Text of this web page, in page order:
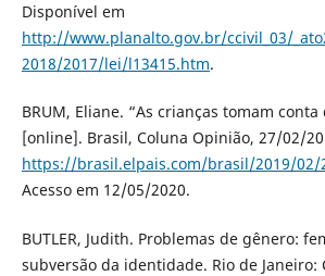
Disponível em
http://www.planalto.gov.br/ccivil_03/
2018/2017/lei/l13415.htm.
BRUM, Eliane. “As crianças tomam conta
[online]. Brasil, Coluna Opinião, 27/02/
https://brasil.elpais.com/brasil/2019/02/
Acesso em 12/05/2020.
BUTLER, Judith. Problemas de gênero:
subversão da identidade. Rio de Janeiro: